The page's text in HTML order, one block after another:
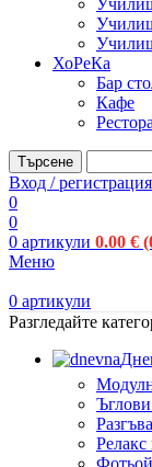
ХоРеКа
Бар
Кафе
Търсене
Вход / регистрация
0
0
0 артикули 0.00 €
Меню
0 артикули
Разгледайте
Релакс